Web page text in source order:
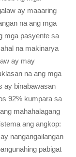
ay maaaring
na ang mga
mga pasyente sa
na makinarya
ay may
na ang mga
ay binabawasan
92% kumpara sa
mahahalagang
ang angkop:
nangangailangan
pabigat